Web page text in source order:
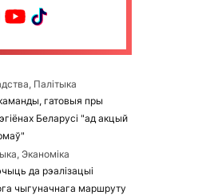
Палітыка
гатовыя пры
Беларусі "ад акцый
Эканоміка
да рэалізацыі
чыгуначнага маршруту